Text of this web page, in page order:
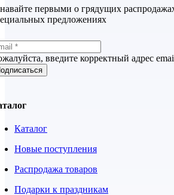
первыми о грядущих
предложениях
введите корректный адрес
Каталог
Новые поступления
Распродажа товаров
Подарки к праздникам